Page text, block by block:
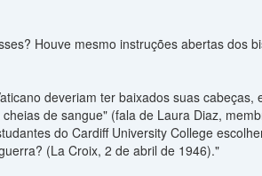
Houve mesmo instruções abertas dos
deveriam ter baixados suas
de sangue" (fala de Laura Diaz,
do Cardiff University College
(La Croix, 2 de abril de 1946)."